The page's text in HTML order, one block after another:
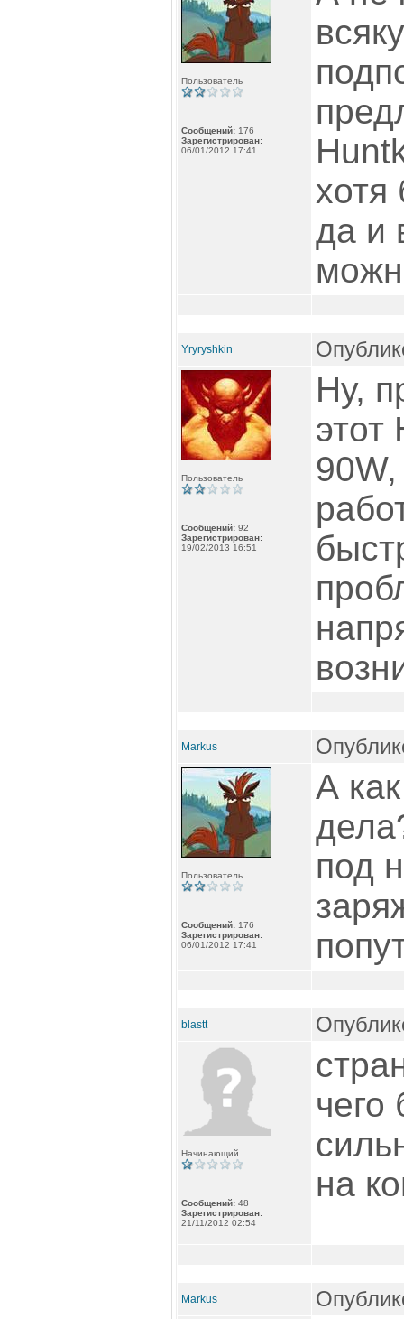
Пользователь
Сообщений: 176
Зарегистрирован:
06/01/2012 17:41
хотя
да и
Yryryshkin
Пользователь
Сообщений: 92
Зарегистрирован:
19/02/2013 16:51
Ну,
этот
Markus
Пользователь
Сообщений: 176
Зарегистрирован:
06/01/2012 17:41
А
под
blastt
Начинающий
Сообщений: 48
Зарегистрирован:
21/11/2012 02:54
чего
на
Markus